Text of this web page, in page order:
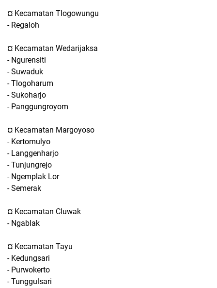
¤ Kecamatan Tlogowungu
- Regaloh
¤ Kecamatan Wedarijaksa
- Ngurensiti
- Suwaduk
- Tlogoharum
- Sukoharjo
- Panggungroyom
¤ Kecamatan Margoyoso
- Kertomulyo
- Langgenharjo
- Tunjungrejo
- Ngemplak Lor
- Semerak
¤ Kecamatan Cluwak
- Ngablak
¤ Kecamatan Tayu
- Kedungsari
- Purwokerto
- Tunggulsari